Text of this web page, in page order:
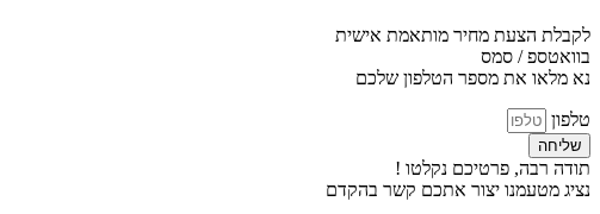
לקבלת הצעת מחיר מותאמת אישית
בוואטספ / סמס
נא מלאו את מספר הטלפון שלכם
טלפון
שליחה
תודה רבה, פרטיכם נקלטו !
נציג מטעמנו יצור אתכם קשר בהקדם